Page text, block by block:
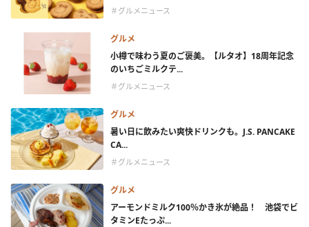
＃グルメニュース
グルメ
小樽で味わう夏のご褒美。【ルタオ】18周年記念
のいちごミルクテ...
＃グルメニュース
グルメ
暑い日に飲みたい爽快ドリンクも。J.S. PANCAKE
CA...
＃グルメニュース
グルメ
アーモンドミルク100％かき氷が絶品！ 池袋でビ
タミンEたっぷ...